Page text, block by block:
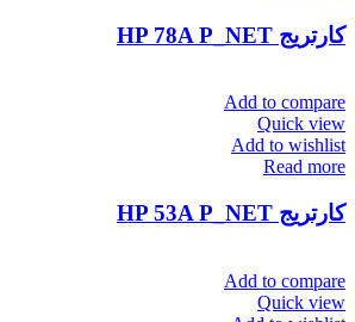
کارتریج HP 78A P_NET
Add to compare
Quick view
Add to wishlist
Read more
کارتریج HP 53A P_NET
Add to compare
Quick view